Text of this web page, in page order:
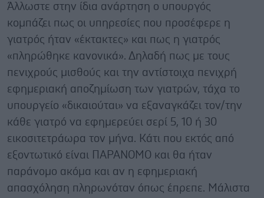
Άλλωστε στην ίδια ανάρτηση ο υπουργός
κομπάζει πως οι υπηρεσίες που προσέφερε η
γιατρός ήταν «έκτακτες» και πως η γιατρός
«πληρώθηκε κανονικά». Δηλαδή πως με τους
πενιχρούς μισθούς και την αντίστοιχα πενιχρή
εφημεριακή αποζημίωση των γιατρών, τάχα το
υπουργείο «δικαιούται» να εξαναγκάζει τον/την
κάθε γιατρό να εφημερεύει σερί 5, 10 ή 30
εικοσιτετράωρα τον μήνα. Κάτι που εκτός από
εξοντωτικό είναι ΠΑΡΑΝΟΜΟ και θα ήταν
παράνομο ακόμα και αν η εφημεριακή
απασχόληση πληρωνόταν όπως έπρεπε. Μάλιστα